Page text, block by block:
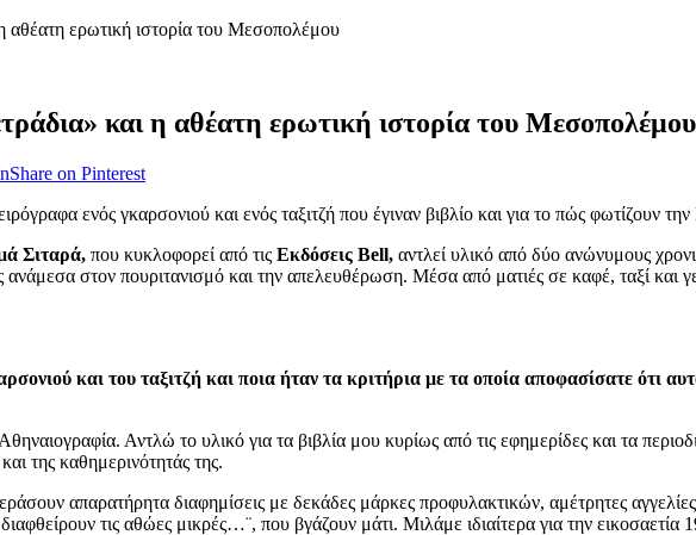
αθέατη ερωτική ιστορία του Μεσοπολέμου
και η αθέατη ερωτική ιστορία του Μεσοπολέμου
Share on Pinterest
ενός γκαρσονιού και ενός ταξιτζή που έγιναν βιβλίο και για το πώς φωτίζουν
Σιταρά, που κυκλοφορεί από τις Εκδόσεις Bell, αντλεί υλικό από δύο ανώνυμους
στον πουριτανισμό και την απελευθέρωση. Μέσα από ματιές σε καφέ, ταξί και
και του ταξιτζή και ποια ήταν τα κριτήρια με τα οποία αποφασίσατε ότι
Αντλώ το υλικό για τα βιβλία μου κυρίως από τις εφημερίδες και τα
της καθημερινότητάς της.
απαρατήρητα διαφημίσεις με δεκάδες μάρκες προφυλακτικών, αμέτρητες
τις αθώες μικρές…¨, που βγάζουν μάτι. Μιλάμε ιδιαίτερα για την εικοσαετία